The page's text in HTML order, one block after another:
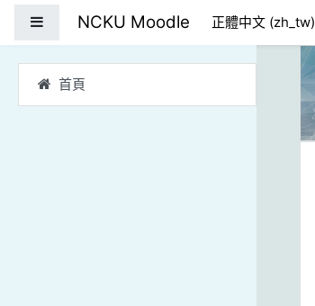
首頁
NCKU Moodle 正體中文 ‎(zh_tw)‎